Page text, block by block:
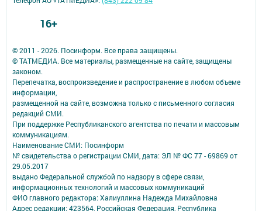
© 2011 - 2026. Посинформ. Все права защищены.
© ТАТМЕДИА. Все материалы, размещенные на сайте, защищены
законом.
Перепечатка, воспроизведение и распространение в любом объеме
информации,
размещенной на сайте, возможна только с письменного согласия
редакций СМИ.
При поддержке Республиканского агентства по печати и массовым
коммуникациям.
Наименование СМИ: Посинформ
№ свидетельства о регистрации СМИ, дата: ЭЛ № ФС 77 - 69869 от
29.05.2017
выдано Федеральной службой по надзору в сфере связи,
информационных технологий и массовых коммуникаций
ФИО главного редактора: Халиуллина Надежда Михайловна
Адрес редакции: 423564, Российская Федерация, Республика
16+